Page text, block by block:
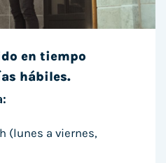
en tiempo
hábiles.
(lunes a viernes,